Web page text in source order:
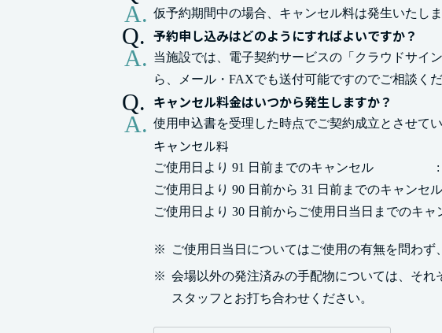
仮予約期間中の場合、キャンセル料は発生いたしま
予約申し込みはどのようにすればよいですか？
当施設では、電子契約サービスの「クラウドサイ
ら、メール・FAXでも送付可能ですのでご相談くだ
キャンセル料金はいつから発生しますか？
使用申込書を受理した時点でご契約成立とさせて
キャンセル料
ご使用日より 91 日前までのキャンセル :
ご使用日より 90 日前から 31 日前までのキャンセル
ご使用日より 30 日前からご使用日当日までのキャ
※
ご使用日当日についてはご使用の有無を問わず
※ 会場以外の発注済みの手配物については、そ
スタッフとお打ち合わせください。